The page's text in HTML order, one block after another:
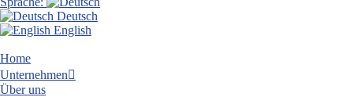
Deutsch
English
Home
Unternehmen
Über uns